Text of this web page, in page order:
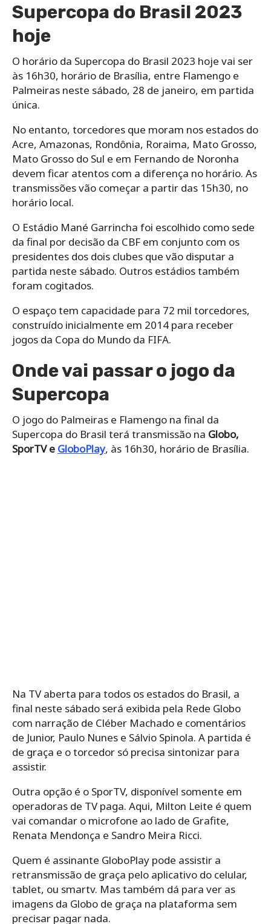
Supercopa do Brasil 2023
hoje
O horário da Supercopa do Brasil 2023 hoje vai ser
às 16h30, horário de Brasília, entre Flamengo e
Palmeiras neste sábado, 28 de janeiro, em partida
única.
No entanto, torcedores que moram nos estados do
Acre, Amazonas, Rondônia, Roraima, Mato Grosso,
Mato Grosso do Sul e em Fernando de Noronha
devem ficar atentos com a diferença no horário. As
transmissões vão começar a partir das 15h30, no
horário local.
O Estádio Mané Garrincha foi escolhido como sede
da final por decisão da CBF em conjunto com os
presidentes dos dois clubes que vão disputar a
partida neste sábado. Outros estádios também
foram cogitados.
O espaço tem capacidade para 72 mil torcedores,
construído inicialmente em 2014 para receber
jogos da Copa do Mundo da FIFA.
Onde vai passar o jogo da
Supercopa
O jogo do Palmeiras e Flamengo na final da
Supercopa do Brasil terá transmissão na Globo,
SporTV e GloboPlay, às 16h30, horário de Brasília.
Na TV aberta para todos os estados do Brasil, a
final neste sábado será exibida pela Rede Globo
com narração de Cléber Machado e comentários
de Junior, Paulo Nunes e Sálvio Spinola. A partida é
de graça e o torcedor só precisa sintonizar para
assistir.
Outra opção é o SporTV, disponível somente em
operadoras de TV paga. Aqui, Milton Leite é quem
vai comandar o microfone ao lado de Grafite,
Renata Mendonça e Sandro Meira Ricci.
Quem é assinante GloboPlay pode assistir a
retransmissão de graça pelo aplicativo do celular,
tablet, ou smartv. Mas também dá para ver as
imagens da Globo de graça na plataforma sem
precisar pagar nada.